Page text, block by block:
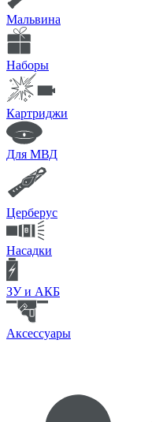
Мальвина
Наборы
Картриджи
Для МВД
Церберус
Насадки
ЗУ и АКБ
Аксессуары